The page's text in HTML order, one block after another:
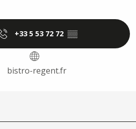
+33 5 53 72 72 ▒▒
bistro-regent.fr